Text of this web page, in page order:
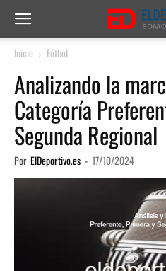
Inicio Fútbol
Analizando la
Categoría
Segunda Regional
Por ElDeportivo.es - 17/10/2024